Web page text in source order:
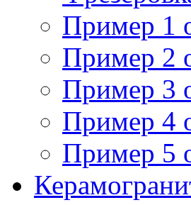
Пример 1
Пример 2
Пример 3
Пример 4
Пример 5